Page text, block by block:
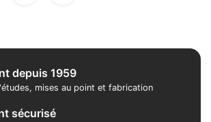
depuis 1959
mises au point et fabrication
sécurisé